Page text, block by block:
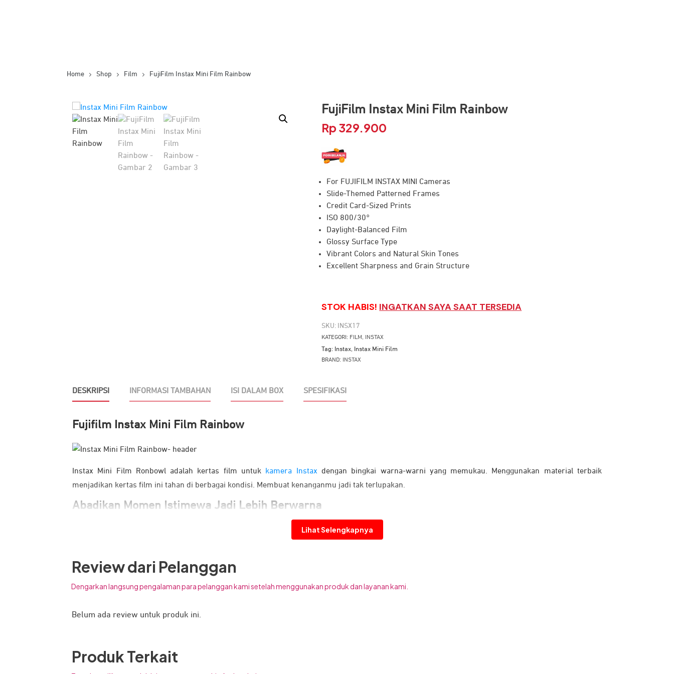
Home Shop Film FujiFilm Instax Mini Film Rainbow
FujiFilm Instax Mini Film Rainbow
Rp 329.900
For FUJIFILM INSTAX MINI Cameras
Slide-Themed Patterned Frames
Credit Card-Sized Prints
ISO 800/30°
Daylight-Balanced Film
Glossy Surface Type
Vibrant Colors and Natural Skin Tones
Excellent Sharpness and Grain Structure
STOK HABIS! INGATKAN SAYA SAAT TERSEDIA
SKU: INSX17
KATEGORI: FILM, INSTAX
Tag: Instax Instax Mini Film
BRAND: INSTAX
DESKRIPSI INFORMASI TAMBAHAN ISI DALAM BOX SPESIFIKASI
Fujifilm Instax Mini Film Rainbow
Instax Mini Film Ronbowl adalah kertas film untuk kamera Instax dengan bingkai warna-warni yang memukau. Menggunakan material terbaik
menjadikan kertas film ini tahan di berbagai kondisi. Membuat kenanganmu jadi tak terlupakan.
Abadikan Momen Istimewa Jadi Lebih Berwarna
Lihat Selengkapnya
Review dari Pelanggan
Dengarkan langsung pengalaman para pelanggan kami setelah menggunakan produk dan layanan kami.
Belum ada review untuk produk ini.
Produk Terkait